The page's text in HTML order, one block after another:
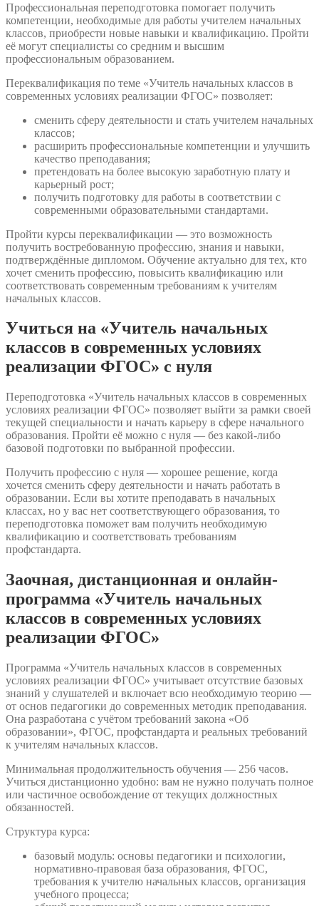
Профессиональная переподготовка помогает получить
компетенции, необходимые для работы учителем начальных
классов, приобрести новые навыки и квалификацию. Пройти
её могут специалисты со средним и высшим
профессиональным образованием.
Переквалификация по теме «Учитель начальных классов в
современных условиях реализации ФГОС» позволяет:
сменить сферу деятельности и стать учителем начальных
классов;
расширить профессиональные компетенции и улучшить
качество преподавания;
претендовать на более высокую заработную плату и
карьерный рост;
получить подготовку для работы в соответствии с
современными образовательными стандартами.
Пройти курсы переквалификации — это возможность
получить востребованную профессию, знания и навыки,
подтверждённые дипломом. Обучение актуально для тех, кто
хочет сменить профессию, повысить квалификацию или
соответствовать современным требованиям к учителям
начальных классов.
Учиться на «Учитель начальных
классов в современных условиях
реализации ФГОС» с нуля
Переподготовка «Учитель начальных классов в современных
условиях реализации ФГОС» позволяет выйти за рамки своей
текущей специальности и начать карьеру в сфере начального
образования. Пройти её можно с нуля — без какой-либо
базовой подготовки по выбранной профессии.
Получить профессию с нуля — хорошее решение, когда
хочется сменить сферу деятельности и начать работать в
образовании. Если вы хотите преподавать в начальных
классах, но у вас нет соответствующего образования, то
переподготовка поможет вам получить необходимую
квалификацию и соответствовать требованиям
профстандарта.
Заочная, дистанционная и онлайн-
программа «Учитель начальных
классов в современных условиях
реализации ФГОС»
Программа «Учитель начальных классов в современных
условиях реализации ФГОС» учитывает отсутствие базовых
знаний у слушателей и включает всю необходимую теорию —
от основ педагогики до современных методик преподавания.
Она разработана с учётом требований закона «Об
образовании», ФГОС, профстандарта и реальных требований
к учителям начальных классов.
Минимальная продолжительность обучения — 256 часов.
Учиться дистанционно удобно: вам не нужно получать полное
или частичное освобождение от текущих должностных
обязанностей.
Структура курса:
базовый модуль: основы педагогики и психологии,
нормативно-правовая база образования, ФГОС,
требования к учителю начальных классов, организация
учебного процесса;